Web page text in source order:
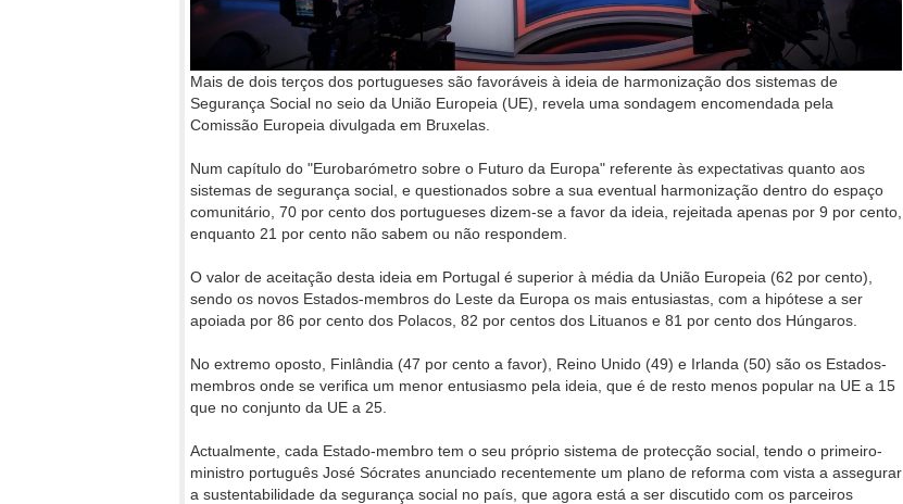
Mais de dois terços dos portugueses são favoráveis à ideia de harmonização dos sistemas de
Segurança Social no seio da União Europeia (UE), revela uma sondagem encomendada pela
Comissão Europeia divulgada em Bruxelas.
Num capítulo do "Eurobarómetro sobre o Futuro da Europa" referente às expectativas quanto aos
sistemas de segurança social, e questionados sobre a sua eventual harmonização dentro do espaço
comunitário, 70 por cento dos portugueses dizem-se a favor da ideia, rejeitada apenas por 9 por cento,
enquanto 21 por cento não sabem ou não respondem.
O valor de aceitação desta ideia em Portugal é superior à média da União Europeia (62 por cento),
sendo os novos Estados-membros do Leste da Europa os mais entusiastas, com a hipótese a ser
apoiada por 86 por cento dos Polacos, 82 por centos dos Lituanos e 81 por cento dos Húngaros.
No extremo oposto, Finlândia (47 por cento a favor), Reino Unido (49) e Irlanda (50) são os Estados-
membros onde se verifica um menor entusiasmo pela ideia, que é de resto menos popular na UE a 15
que no conjunto da UE a 25.
Actualmente, cada Estado-membro tem o seu próprio sistema de protecção social, tendo o primeiro-
ministro português José Sócrates anunciado recentemente um plano de reforma com vista a assegurar
a sustentabilidade da segurança social no país, que agora está a ser discutido com os parceiros